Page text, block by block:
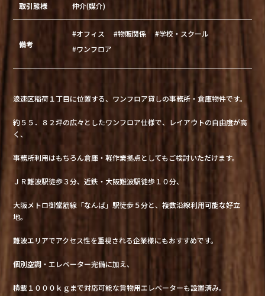
取引態様 仲介(媒介)
備考
#オフィス #物販関係
#学校・スクール
#ワンフロア
浪速区稲荷１丁目に位置する、ワンフロア貸しの事務所・倉庫物件です。
約５５．８２坪の広々としたワンフロア仕様で、レイアウトの自由度が高
く、
事務所利用はもちろん倉庫・軽作業拠点としてもご検討いただけます。
ＪＲ難波駅徒歩３分、近鉄・大阪難波駅徒歩１０分、
大阪メトロ御堂筋線「なんば」駅徒歩５分と、複数沿線利用可能な好立
地。
難波エリアでアクセス性を重視される企業様にもおすすめです。
個別空調・エレベーター完備に加え、
積載１０００ｋｇまで対応可能な貨物用エレベーターも設置済み。